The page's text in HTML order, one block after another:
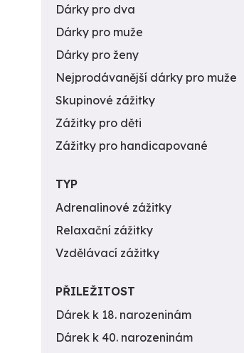
Dárky pro dva
Dárky pro muže
Dárky pro ženy
Nejprodávanější dárky pro muže
Skupinové zážitky
Zážitky pro děti
Zážitky pro handicapované
TYP
Adrenalinové zážitky
Relaxační zážitky
Vzdělávací zážitky
PŘILEŽITOST
Dárek k 18. narozeninám
Dárek k 40. narozeninám